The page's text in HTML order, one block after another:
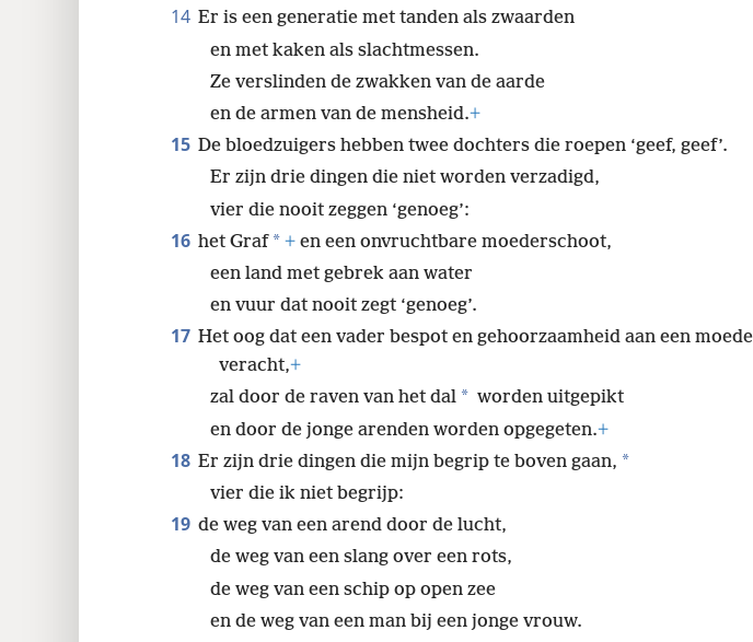
met zo’n arrogante blik in de ogen!+
Er is een generatie met tanden als zwaarden
en met kaken als slachtmessen.
Ze verslinden de zwakken van de aarde
en de armen van de mensheid.+
De bloedzuigers hebben twee dochters die roepen ‘geef, geef’.
Er zijn drie dingen die niet worden verzadigd,
vier die nooit zeggen ‘genoeg’:
het Graf * +en een onvruchtbare moederschoot,
een land met gebrek aan water
en vuur dat nooit zegt ‘genoeg’.
Het oog dat een vader bespot en gehoorzaamheid aan een moeder
veracht,+
zal door de raven van het dal * worden uitgepikt
en door de jonge arenden worden opgegeten.+
Er zijn drie dingen die mijn begrip te boven gaan,
vier die ik niet begrijp:
de weg van een arend door de lucht,
de weg van een slang over een rots,
de weg van een schip op open zee